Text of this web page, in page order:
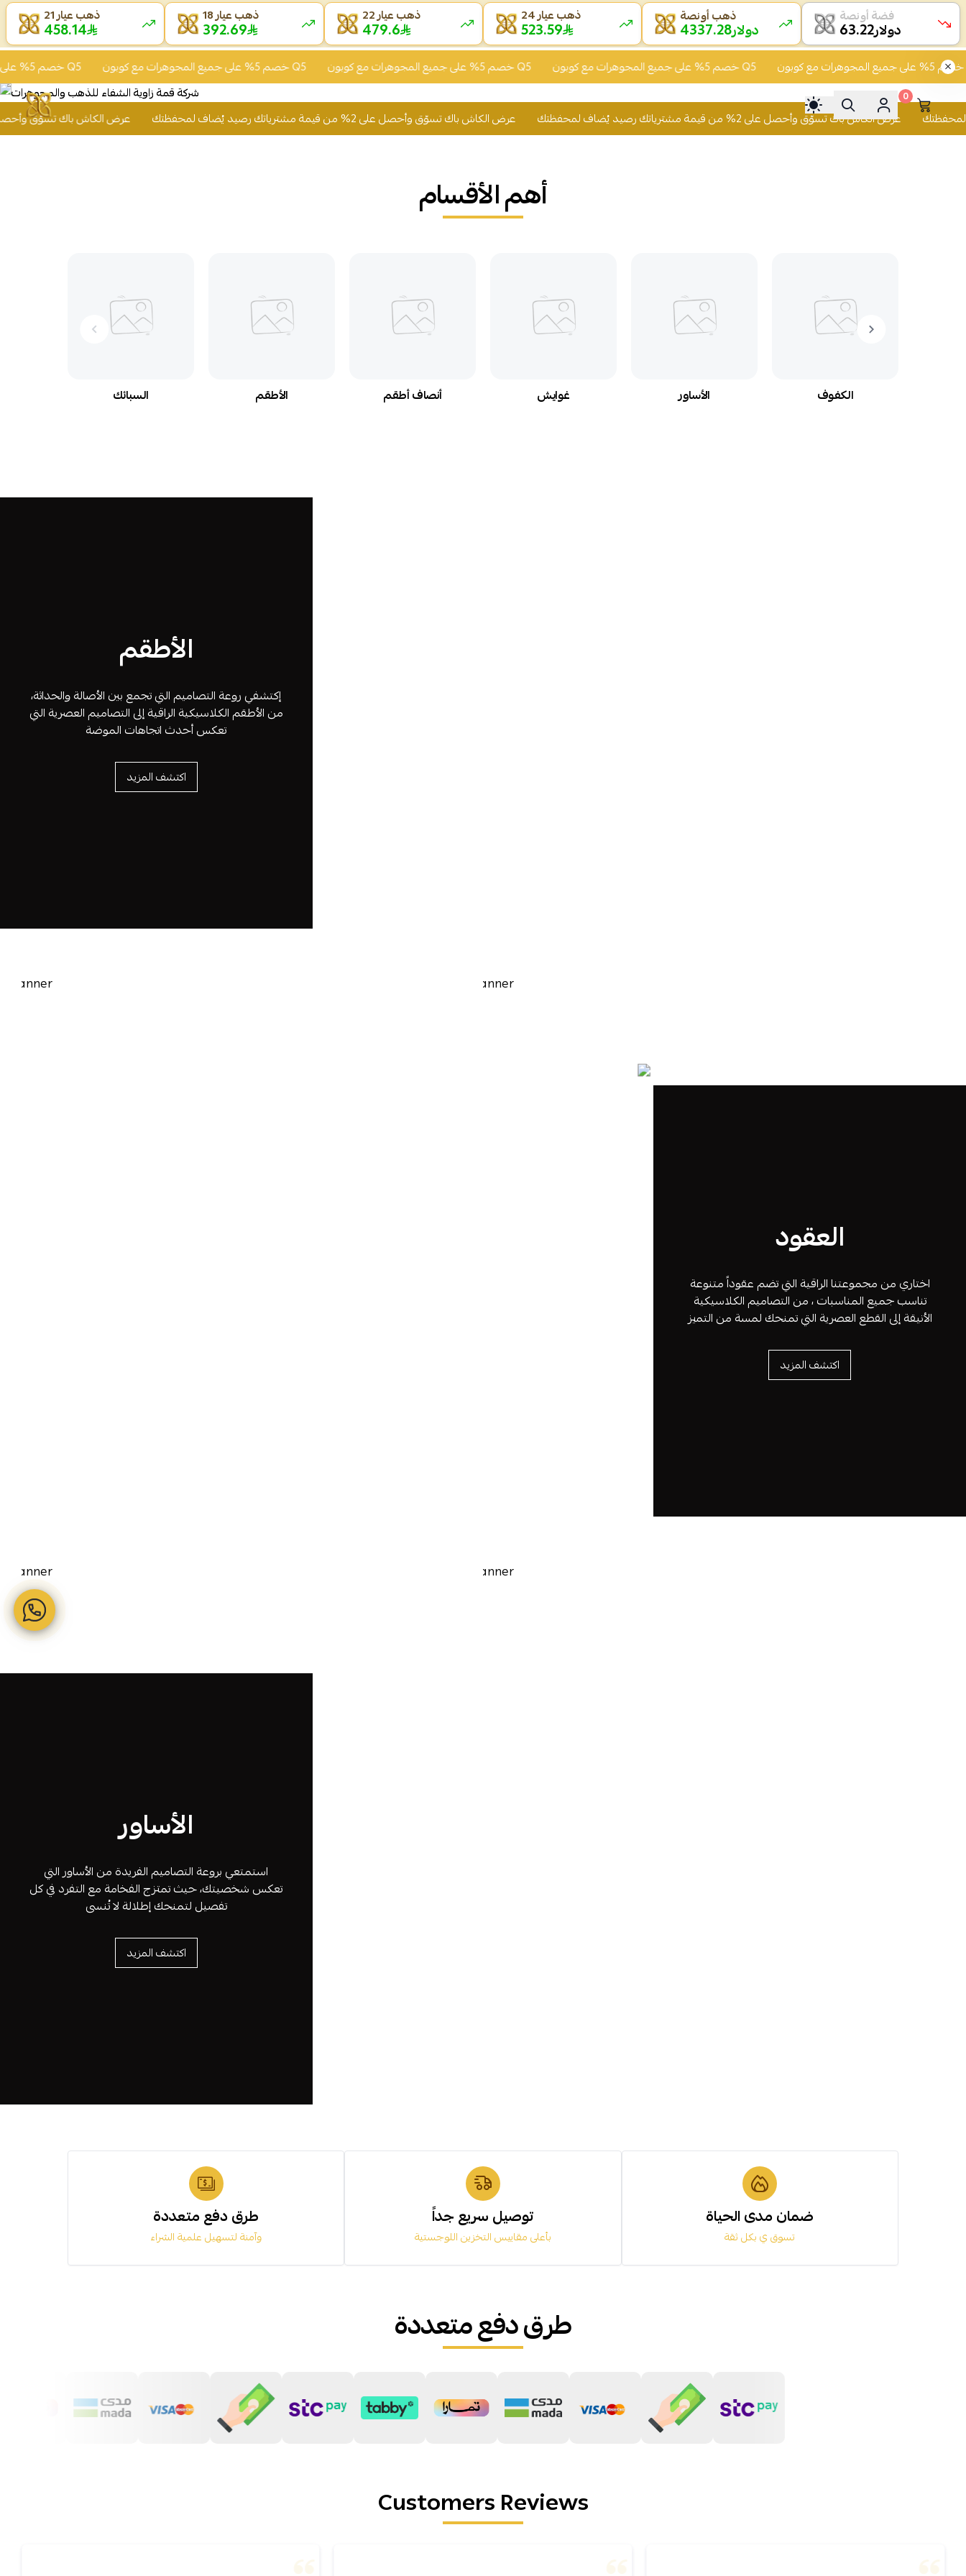
خصم 5% على جميع المجوهرات مع كوبون Q5 خصم 5% على جميع المجوهرات مع كوبون Q5 خصم 5% على جميع المجوهرات مع كوبون Q5 خصم 5% على جميع المجوهرات مع كوبون Q5 خصم 5% على جميع المجوهرات مع كوبون Q5
0
عرض الكاش باك تسوّق وأحصل على 2% من عرض الكاش باك تسوّق وأحصل على 2% من قيمة مشترياتك رصيد يُضاف لمحفظتك عرض الكاش باك تسوّق وأحصل على 2% من قيمة مشترياتك رصيد يُضاف لمحفظتك
أهم الأقسام
السبائك الأطقم أنصاف أطقم غوايش الأساور الكفوف
الأطقم
إكتشفي روعة التصاميم التي تجمع بين الأصالة والحداثة،
من الأطقم الكلاسيكية الراقية إلى التصاميم العصرية التي
تعكس أحدث اتجاهات الموضة
اكتشف المزيد
العقود
اختاري من مجموعتنا الراقية التي تضم عقوداً متنوعة
تناسب جميع المناسبات ، من التصاميم الكلاسيكية
الأنيقة إلى القطع العصرية التي تمنحك لمسة من التميز
اكتشف المزيد
الأساور
استمتعي بروعة التصاميم الفريدة من الأساور التي
تعكس شخصيتك، حيث تمتزج الفخامة مع التفرد في كل
تفصيل لتمنحك إطلالة لا تُنسى
اكتشف المزيد
طرق دفع متعددة
وآمنة لتسهيل علمية الشراء
توصيل سريع جداً
بأعلى مقاييس التخزين اللوجستية
ضمان مدى الحياة
تسوق ي بكل ثقة
طرق دفع متعددة
Customers Reviews
ذهب عيار 21
458.17
ذهب عيار 18
392.67
ذهب عيار 22
479.56
ذهب عيار 24
523.62
ذهب أونصة
4337.29دولار
فضة أونصة
63.24دولار